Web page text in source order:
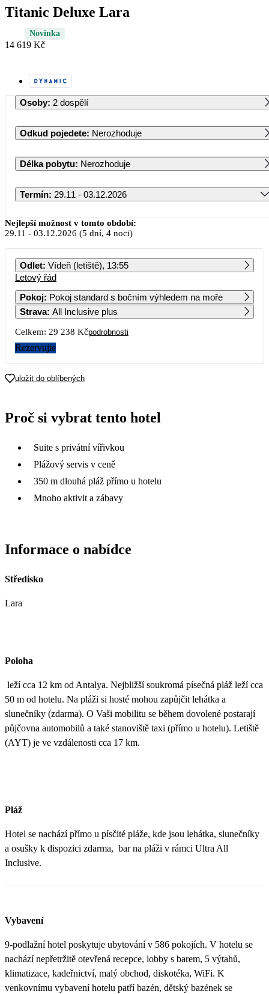
Titanic Deluxe Lara
Novinka
14 619 Kč
Osoby: 2 dospělí
Odkud pojedete: Nerozhoduje
Délka pobytu: Nerozhoduje
Termín: 29.11 - 03.12.2026
Listopad 2026
PO ÚT ST ČT PÁ SO NE
20 959
2 3 4
9
36 759
16
37 479
17
41 879
20 949
Nejlepší možnost v tomto období:
29.11 - 03.12.2026 (5 dní, 4 noci)
Odlet: Vídeň (letiště), 13:55
Letový řád
Pokoj:
Pokoj standard s bočním výhledem na moře
Strava: All Inclusive plus
Celkem: 29 238 Kčpodrobnosti
Rezervujte
uložit do oblíbených
Proč si vybrat tento hotel
Suite s privátní vířivkou
Plážový servis v ceně
350 m dlouhá pláž přímo u hotelu
Mnoho aktivit a zábavy
Informace o nabídce
Středisko
Lara
Poloha
leží cca 12 km od Antalya. Nejbližší soukromá písečná pláž leží cca
50 m od hotelu. Na pláži si hosté mohou zapůjčit lehátka a
slunečníky (zdarma). O Vaši mobilitu se během dovolené postarají
půjčovna automobilů a také stanoviště taxi (přímo u hotelu). Letiště
(AYT) je ve vzdálenosti cca 17 km.
Pláž
Hotel se nachází přímo u písčité pláže, kde jsou lehátka, slunečníky
a osušky k dispozici zdarma, bar na pláži v rámci Ultra All
Inclusive.
Vybavení
9-podlažní hotel poskytuje ubytování v 586 pokojích. V hotelu se
nachází nepřetržitě otevřená recepce, lobby s barem, 5 výtahů,
klimatizace, kadeřnictví, malý obchod, diskotéka, WiFi. K
venkovnímu vybavení hotelu patří bazén, dětský bazének se